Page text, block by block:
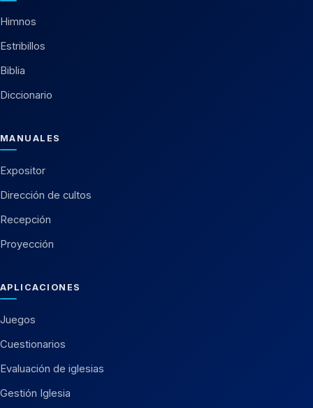
Himnos
Estribillos
Biblia
Diccionario
MANUALES
Expositor
Dirección de cultos
Recepción
Proyección
APLICACIONES
Juegos
Cuestionarios
Evaluación de iglesias
Gestión Iglesia